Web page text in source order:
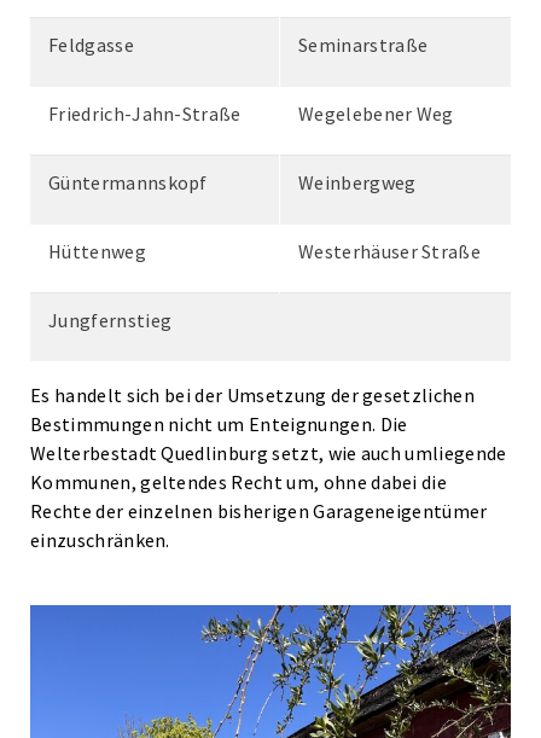
Feldgasse Seminarstraße
Friedrich-Jahn-Straße Wegelebener Weg
Güntermannskopf Weinbergweg
Hüttenweg Westerhäuser Straße
Jungfernstieg
Es handelt sich bei der Umsetzung der gesetzlichen
Bestimmungen nicht um Enteignungen. Die
Welterbestadt Quedlinburg setzt, wie auch umliegende
Kommunen, geltendes Recht um, ohne dabei die
Rechte der einzelnen bisherigen Garageneigentümer
einzuschränken.